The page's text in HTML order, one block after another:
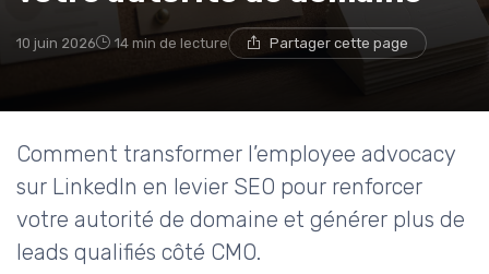
10 juin 2026 14 min de lecture Partager cette page
Comment transformer l’employee advocacy
sur LinkedIn en levier SEO pour renforcer
votre autorité de domaine et générer plus de
leads qualifiés côté CMO.